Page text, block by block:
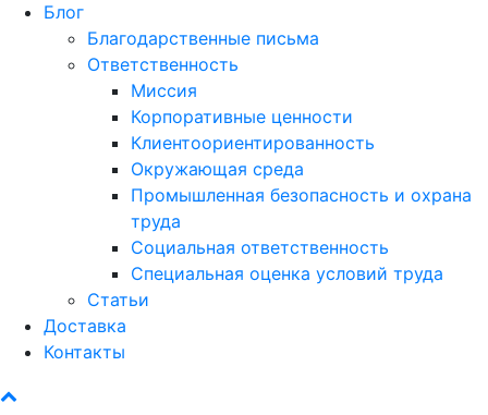
Блог
Благодарственные письма
Ответственность
Миссия
Корпоративные ценности
Клиентоориентированность
Окружающая среда
Промышленная безопасность и охрана
труда
Социальная ответственность
Специальная оценка условий труда
Статьи
Доставка
Контакты